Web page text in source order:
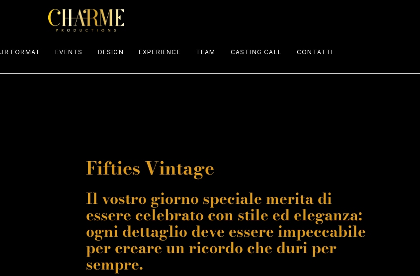
FORMAT EVENTS DESIGN EXPERIENCE TEAM CASTING CALL CONTATTI
Fifties Vintage
Il vostro giorno speciale merita di
essere celebrato con stile ed eleganza:
ogni dettaglio deve essere impeccabile
per creare un ricordo che duri per
sempre.